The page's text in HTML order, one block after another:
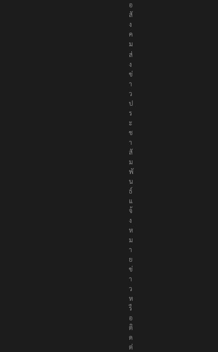
อ
สั
ง
ค
ม
ส่
ง
ข่
า
ว
ป
ร
ะ
ช
า
สั
ม
พั
น
ธ์
แ
จ้
ง
ห
ม
า
ย
ข่
า
ว
ห
รื
อ
ติ
ด
ต่